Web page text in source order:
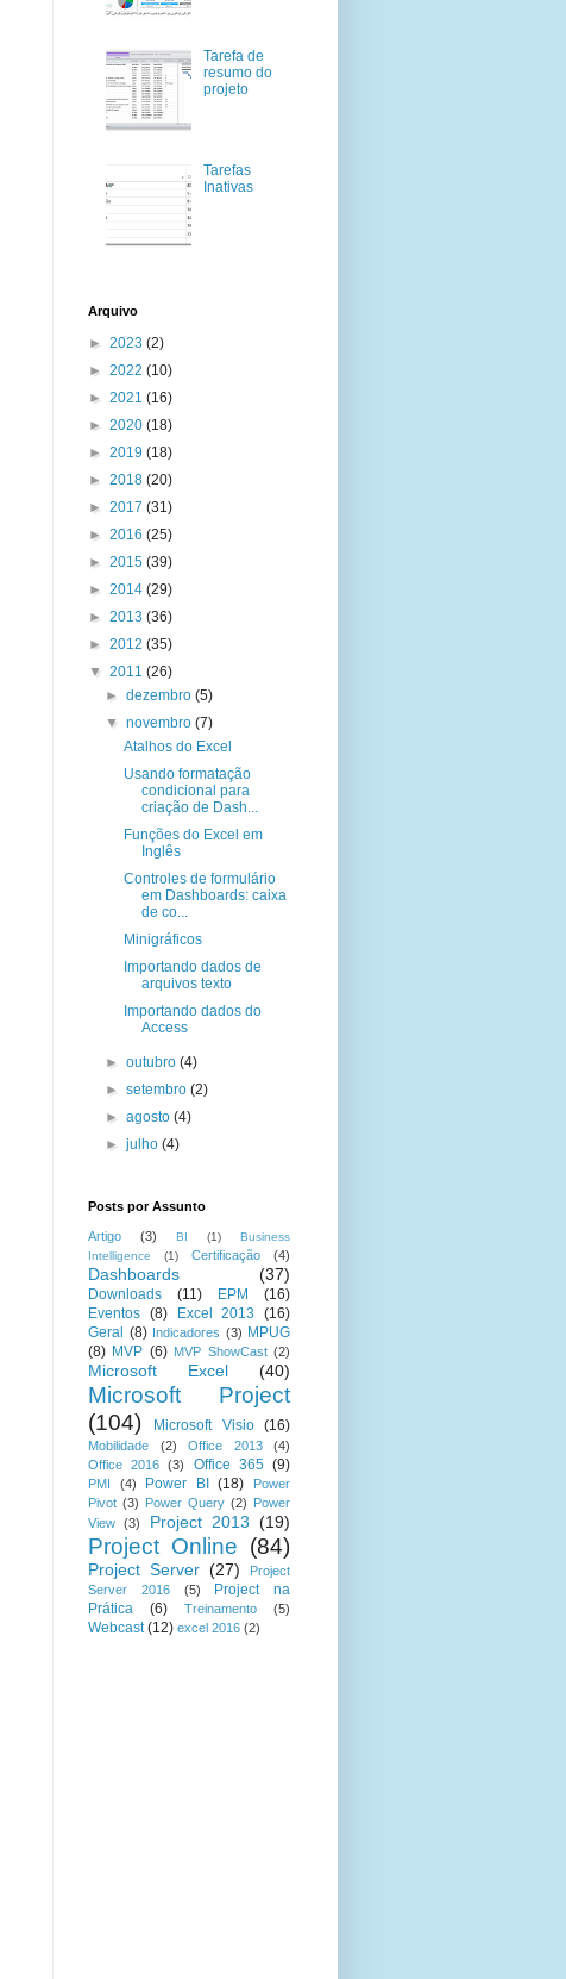
Tarefa de
resumo do
projeto
Tarefas
Inativas
Arquivo
► 2023 (2)
► 2022 (10)
► 2021 (16)
► 2020 (18)
► 2019 (18)
► 2018 (20)
► 2017 (31)
► 2016 (25)
► 2015 (39)
► 2014 (29)
► 2013 (36)
► 2012 (35)
▼ 2011 (26)
►dezembro(5)
▼novembro(7)
Atalhos do Excel
Usando formatação
condicional para
criação de Dash...
Funções do Excel em
Inglês
Controles de formulário
em Dashboards: caixa
de co...
Minigráficos
Importando dados de
arquivos texto
Importando dados do
Access
►outubro(4)
►setembro(2)
►agosto(4)
►julho(4)
Posts por Assunto
Artigo (3) BI (1)
Business
Intelligence
(1) Certificação (4)
Dashboards (37)
Downloads (11) EPM
(16)
Eventos (8) Excel 2013
(16)
Geral (8) Indicadores (3) MPUG
(8) MVP (6) MVP ShowCast (2)
Microsoft Excel (40)
Microsoft Project
(104)
Microsoft Visio (16)
Mobilidade (2) Office 2013
(4)
Office 2016
(3) Office 365 (9)
PMI (4) Power BI (18)
Power
Pivot (3) Power Query (2) Power
View
(3) Project 2013 (19)
Project Online (84)
Project Server (27)
Project
Server 2016
(5)
Project na
Prática
(6) Treinamento (5)
Webcast (12) excel 2016 (2)